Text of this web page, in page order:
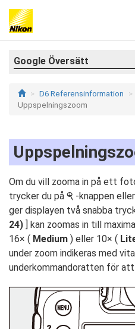
Google Översätt
D6 Referensinformation
Uppspelningszoom
Om du vill zooma in på ett
trycker du på X -knappen
ger displayen två snabba
24) ] kan zoomas in till
16× ( Medium ) eller 10× (
under zoom indikeras med
underkommandoratten för att